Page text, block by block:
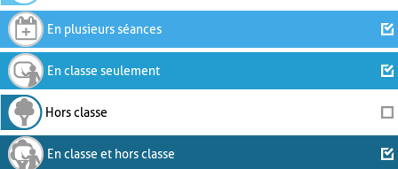
En plusieurs séances
En classe seulement
Hors classe
En classe et hors classe